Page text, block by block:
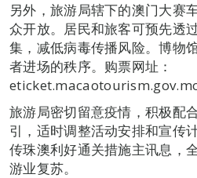
另外，旅游局辖下的澳门大赛
众开放。居民和旅客可预先透
集，减低病毒传播风险。博物
者进场的秩序。购票网址：
eticket.macaotourism.gov.mo
旅游局密切留意疫情，积极配
引，适时调整活动安排和宣传
传珠澳利好通关措施主讯息，
游业复苏。